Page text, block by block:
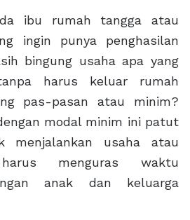
ibu rumah tangga atau
ingin punya penghasilan
bingung usaha apa yang
harus keluar rumah
pas-pasan atau minim?
modal minim ini patut
menjalankan usaha atau
menguras waktu
anak dan keluarga